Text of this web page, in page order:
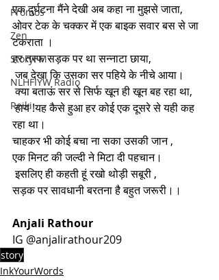
Promos
Zen
StoryFM
NLHFIYW Radio
Reiki
एक दुर्घटना मैंने देखी अब कहा ना मुझसे जाता,
ओवर टेक के चक्कर में एक बाइक सवार बस से जा
टकराता ।
हर तरफ सड़क पर था सन्नाटा छाया,
जब देखा कि उसका सर पहिये के नीचे आया।
क्या बताऊं सर से सिर्फ खून ही खून बह रहा था,
हाय !यह कैसे हुआ हर कोई एक दूसरे से यही कह
रहा था।
चाहकर भी कोई बचा ना सका उसकी जान ,
एक मिनट की जल्दी ने मिटा दी पहचान।
इसलिए ही कहती हूं रखो थोड़ी सबूरी ,
सड़क पर सावधानी बरतना है बहुत जरूरी।।
Anjali Rathour
IG @anjalirathour209
story
InkYourWords